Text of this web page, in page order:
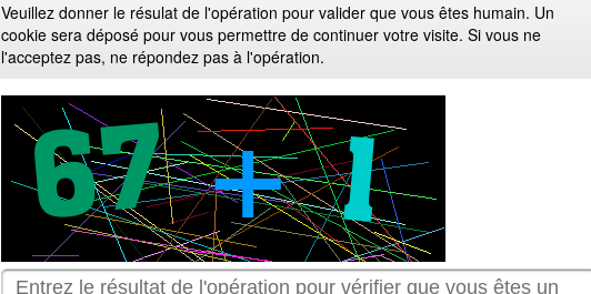
Veuillez donner le résulat de l'opération pour valider que vous êtes humain. Un
cookie sera déposé pour vous permettre de continuer votre visite. Si vous ne
l'acceptez pas, ne répondez pas à l'opération.